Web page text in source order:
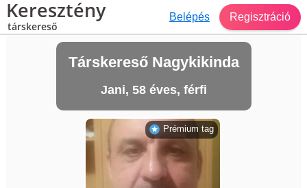
Keresztény
társkereső
Belépés Regisztráció
Társkereső Nagykikinda
Jani, 58 éves, férfi
Prémium tag